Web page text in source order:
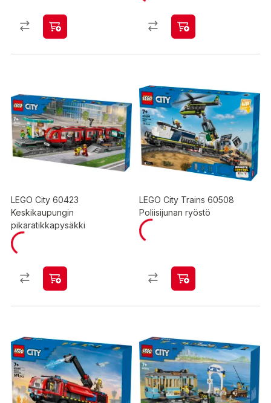
LEGO City 60423
Keskikaupungin
pikaratikkapysäkki
LEGO City Trains 60508
Poliisijunan ryöstö